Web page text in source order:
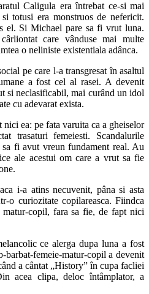
Caligula era întrebat ce-si mai
totusi era monstruos de nefericit.
el. Si Michael pare sa fi vrut luna.
care vânduse mai multe
o neliniste existentiala adânca.
pe care l-a transgresat în asaltul
a fost cel al rasei. A devenit
si neclasificabil, mai curând un idol
cu adevarat exista.
ea: pe fata varuita ca a gheiselor
trasaturi femeiesti. Scandalurile
fi avut vreun fundament real. Au
ale acestui om care a vrut sa fie
i-a atins necuvenit, pâna si asta
o curiozitate copilareasca. Fiindca
matur-copil, fara sa fie, de fapt nici
ce alerga dupa luna a fost
barbat-femeie-matur-copil a devenit
a cântat „History” în cupa facliei
acea clipa, deloc întâmplator, a